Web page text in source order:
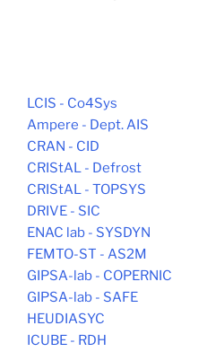
LCIS - Co4Sys
Ampere - Dept. AIS
CRAN - CID
CRIStAL - Defrost
CRIStAL - TOPSYS
DRIVE - SIC
ENAC lab - SYSDYN
FEMTO-ST - AS2M
GIPSA-lab - COPERNIC
GIPSA-lab - SAFE
HEUDIASYC
ICUBE - RDH